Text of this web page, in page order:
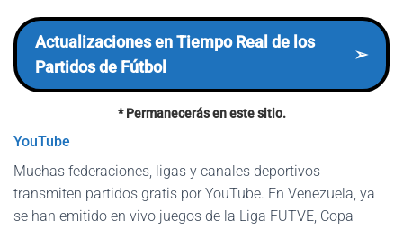
Actualizaciones en Tiempo Real de los
Partidos de Fútbol
➢
* Permanecerás en este sitio.
YouTube
Muchas federaciones, ligas y canales deportivos
transmiten partidos gratis por YouTube. En Venezuela, ya
se han emitido en vivo juegos de la Liga FUTVE, Copa